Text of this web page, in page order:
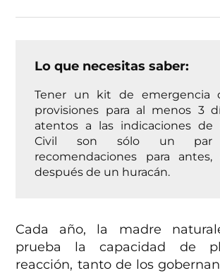
Lo que necesitas saber:
Tener un kit de emergencia
provisiones para al menos 3
atentos a las indicaciones de
Civil son sólo un
recomendaciones para
después de un huracán.
Cada año, la madre
prueba la capacidad de
reacción, tanto de los